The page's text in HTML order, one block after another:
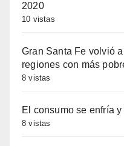
2020
10 vistas
Gran Santa Fe volvió
regiones con más
8 vistas
El consumo se enfría
8 vistas